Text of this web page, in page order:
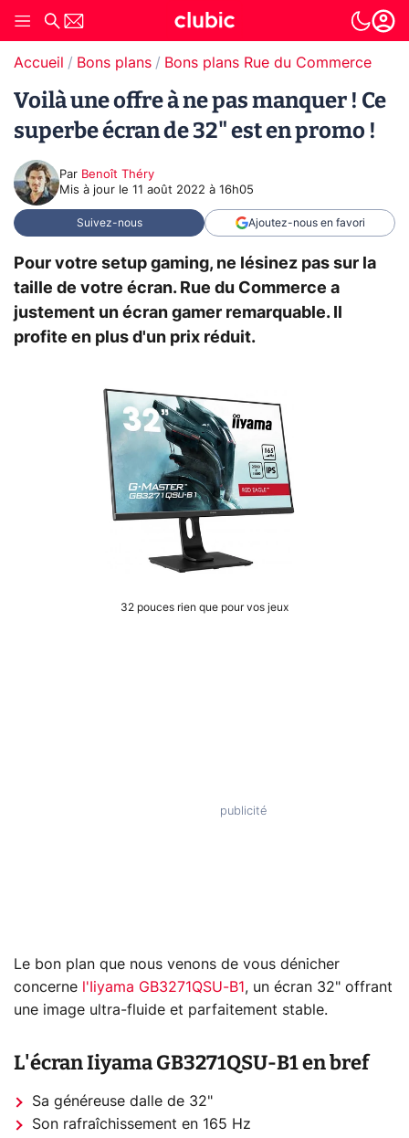
Accueil Bons plans Bons plans Rue du Commerce
Voilà une offre à ne pas manquer ! Ce
superbe écran de 32" est en promo !
Par Benoît Théry
Mis à jour le 11 août 2022 à 16h05
Suivez-nous Ajoutez-nous en favori
Pour votre setup gaming, ne lésinez pas sur la
taille de votre écran. Rue du Commerce a
justement un écran gamer remarquable. Il
profite en plus d'un prix réduit.
32 pouces rien que pour vos jeux
Le bon plan que nous venons de vous dénicher
concerne
l'Iiyama GB3271QSU-B1 , un écran 32" offrant
une image ultra-fluide et parfaitement stable.
L'écran Iiyama GB3271QSU-B1 en bref
Sa généreuse dalle de 32"
Son rafraîchissement en 165 Hz